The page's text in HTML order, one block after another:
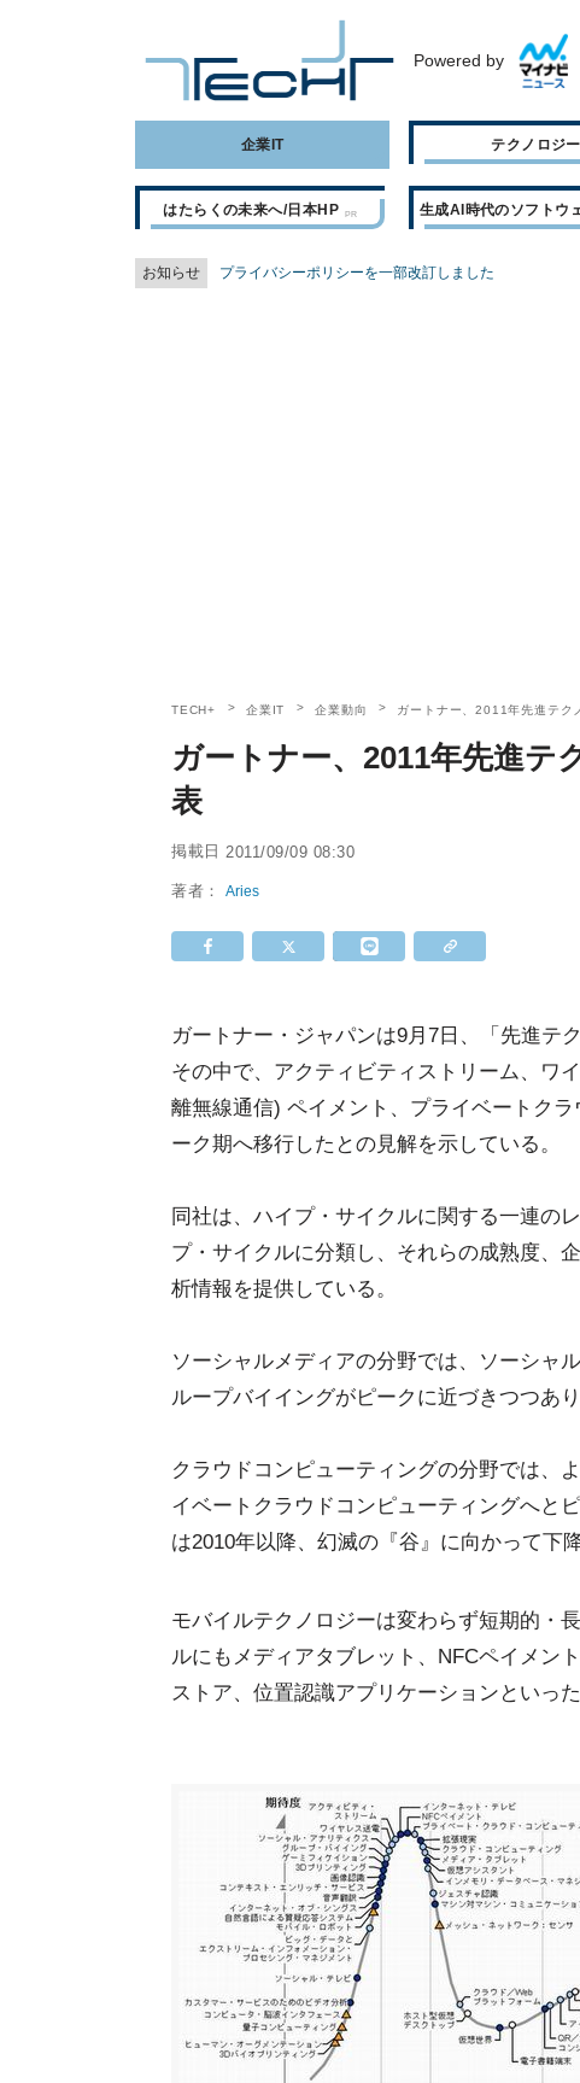
Powered by
企業IT テクノロジー
はたらくの未来へ/日本HP 生成AI時代のソフトウ
お知らせ プライバシーポリシーを一部改訂しました
TECH+ 企業IT 企業動向 ガートナー、2011年先進テク
ガートナー、2011年先進
表
掲載日 2011/09/09 08:30
著者：Aries
ガートナー・ジャパンは9月7日、「先進テ
その中で、アクティビティストリーム、ワ
離無線通信) ペイメント、プライベートク
ーク期へ移行したとの見解を示している。
同社は、ハイプ・サイクルに関する一連の
プ・サイクルに分類し、それらの成熟度、
析情報を提供している。
ソーシャルメディアの分野では、ソーシャ
ループバイイングがピークに近づきつつあり
クラウドコンピューティングの分野では、
イベートクラウドコンピューティングへと
は2010年以降、幻滅の『谷』に向かって下
モバイルテクノロジーは変わらず短期的・
ルにもメディアタブレット、NFCペイメン
ストア、位置認識アプリケーションといっ